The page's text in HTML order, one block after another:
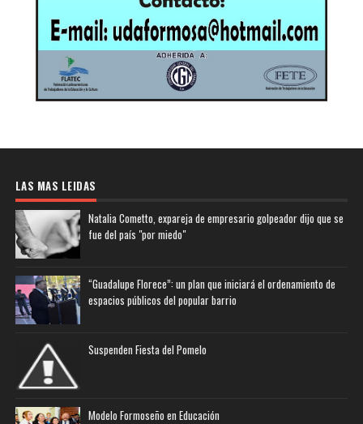
LAS MAS LEIDAS
Natalia Cometto, expareja de empresario golpeador dijo que se
fue del país "por miedo"
“Guadalupe Florece”: un plan que iniciará el ordenamiento de
espacios públicos del popular barrio
Suspenden Fiesta del Pomelo
Modelo Formoseño en Educación